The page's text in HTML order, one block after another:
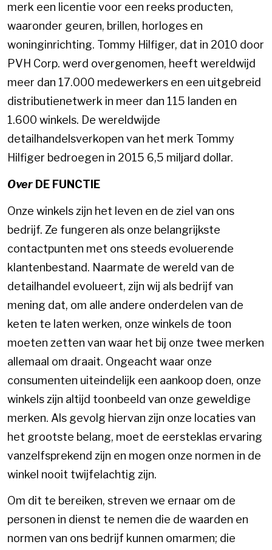
merk een licentie voor een reeks producten,
waaronder geuren, brillen, horloges en
woninginrichting. Tommy Hilfiger, dat in 2010 door
PVH Corp. werd overgenomen, heeft wereldwijd
meer dan 17.000 medewerkers en een uitgebreid
distributienetwerk in meer dan 115 landen en
1.600 winkels. De wereldwijde
detailhandelsverkopen van het merk Tommy
Hilfiger bedroegen in 2015 6,5 miljard dollar.
Over DE FUNCTIE
Onze winkels zijn het leven en de ziel van ons
bedrijf. Ze fungeren als onze belangrijkste
contactpunten met ons steeds evoluerende
klantenbestand. Naarmate de wereld van de
detailhandel evolueert, zijn wij als bedrijf van
mening dat, om alle andere onderdelen van de
keten te laten werken, onze winkels de toon
moeten zetten van waar het bij onze twee merken
allemaal om draait. Ongeacht waar onze
consumenten uiteindelijk een aankoop doen, onze
winkels zijn altijd toonbeeld van onze geweldige
merken. Als gevolg hiervan zijn onze locaties van
het grootste belang, moet de eersteklas ervaring
vanzelfsprekend zijn en mogen onze normen in de
winkel nooit twijfelachtig zijn.
Om dit te bereiken, streven we ernaar om de
personen in dienst te nemen die de waarden en
normen van ons bedrijf kunnen omarmen; die